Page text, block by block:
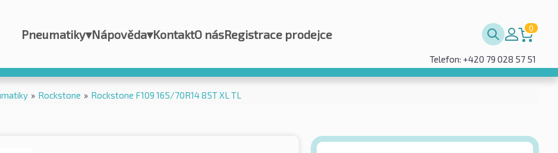
Pneumatiky▾Nápověda▾KontaktO násRegistrace prodejce 0
Telefon: +420 79 028 57 51
» Rockstone » Rockstone F109 165/70R14 85T XL TL